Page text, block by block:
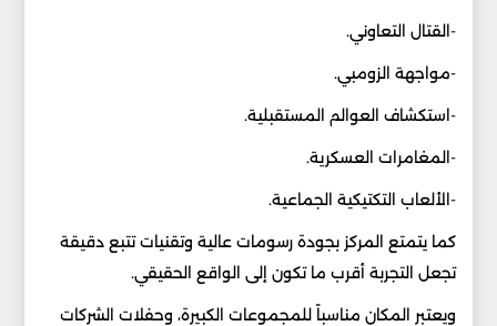
-القتال التعاوني.
-مواجهة الزومبي.
-استكشاف العوالم المستقبلية.
-المغامرات العسكرية.
-الألعاب التكتيكية الجماعية.
كما يتمتع المركز بجودة رسومات عالية وتقنيات تتبع دقيقة
تجعل التجربة أقرب ما تكون إلى الواقع الحقيقي.
ويعتبر المكان مناسباً للمجموعات الكبيرة، وحفلات الشركات